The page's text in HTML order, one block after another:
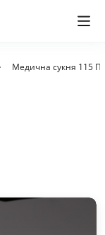
Медична сукня 115